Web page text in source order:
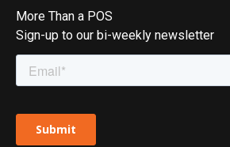
More Than a POS
Sign-up to our bi-weekly newsletter